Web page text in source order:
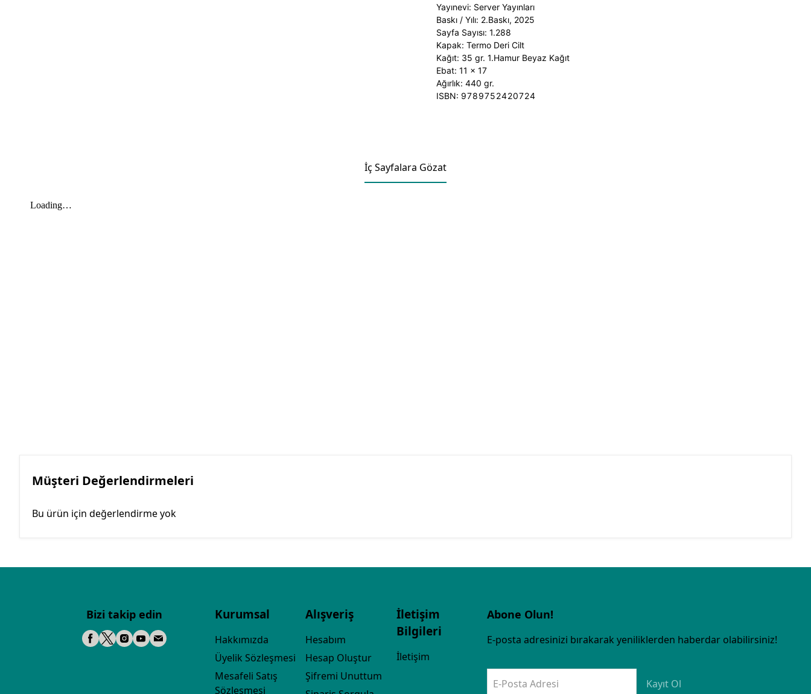
Yayınevi: Server Yayınları
Baskı / Yılı: 2.Baskı, 2025
Sayfa Sayısı: 1.288
Kapak: Termo Deri Cilt
Kağıt: 35 gr. 1.Hamur Beyaz Kağıt
Ebat: 11 x 17
Ağırlık: 440 gr.
ISBN: 9789752420724
İç Sayfalara Gözat
Müşteri Değerlendirmeleri
Bu ürün için değerlendirme yok
Bizi takip edin Kurumsal
Hakkımızda
Üyelik Sözleşmesi
Mesafeli Satış
Sözleşmesi
Alışveriş
Hesabım
Hesap Oluştur
Şifremi Unuttum
İletişim
Bilgileri
İletişim
Abone Olun!
E-posta adresinizi bırakarak yeniliklerden haberdar olabilirsiniz!
E-Posta Adresi Kayıt Ol